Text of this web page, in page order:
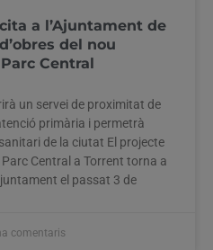
a l’Ajuntament de
del nou
Central
un servei de proximitat de
primària i permetrà
de la ciutat El projecte
Parc Central a Torrent torna a
el passat 3 de
comentaris